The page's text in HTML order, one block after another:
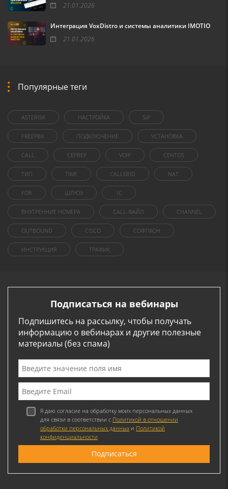
21.01.2026
Интеграция VoxDistro и системы аналитики IMOTIO
21.01.2026
Популярные теги
ASTERISK НАСТРОЙКА SIP
FREEPBX ПОДКЛЮЧЕНИЕ УСТАНОВКА
CALL СЕРВЕР VOIP CENTOS
ТИП TIME CALLERID NAT
FOR ШЛЮЗ 1C
ВНУТРЕННИЕ НОМЕРА CALL-ФАЙЛ CHANNEL
OUTBOUND CISCO СОФТФОН
ИНСТРУКЦИЯ ТРАФИК
Подписаться на вебинары
Подпишитесь на рассылку, чтобы получать
информацию о вебинарах и другие полезные
материалы (без спама)
Я даю согласие на обработку моих персональных данных
для связи в соответствии с Политикой в отношении
обработки персональных данных и Политикой
конфиденциальности